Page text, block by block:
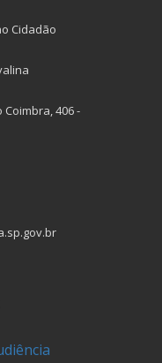
Cidadão
406 -